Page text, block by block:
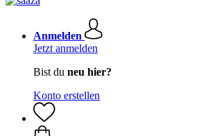
Anmelden
Jetzt anmelden
Bist du neu hier?
Konto erstellen